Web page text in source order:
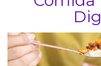
COMPRENDER